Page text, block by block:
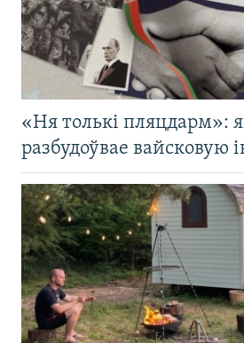
«Ня толькі пляцдарм»:
разбудоўвае вайсковую